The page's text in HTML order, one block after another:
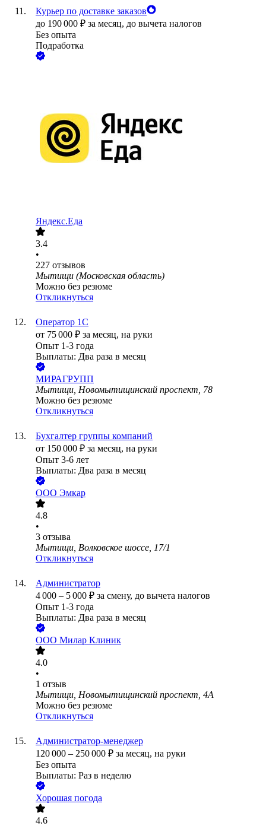
Курьер по доставке заказов
до 190 000 ₽ за месяц, до вычета налогов
Без опыта
Подработка
Яндекс.Еда
3.4
•
227 отзывов
Мытищи (Московская область)
Можно без резюме
Откликнуться
Оператор 1C
от 75 000 ₽ за месяц, на руки
Опыт 1-3 года
Выплаты: Два раза в месяц
МИРАГРУПП
Мытищи, Новомытищинский проспект, 78
Можно без резюме
Откликнуться
Бухгалтер группы компаний
от 150 000 ₽ за месяц, на руки
Опыт 3-6 лет
Выплаты: Два раза в месяц
ООО Эмкар
4.8
•
3 отзыва
Мытищи, Волковское шоссе, 17/1
Откликнуться
Администратор
4 000 – 5 000 ₽ за смену, до вычета налогов
Опыт 1-3 года
Выплаты: Два раза в месяц
ООО Милар Клиник
4.0
•
1 отзыв
Мытищи, Новомытищинский проспект, 4А
Можно без резюме
Откликнуться
Администратор-менеджер
120 000 – 250 000 ₽ за месяц, на руки
Без опыта
Выплаты: Раз в неделю
Хорошая погода
4.6